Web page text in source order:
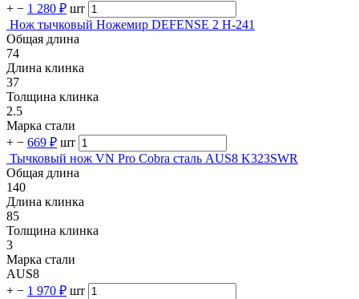
+ − 1 280 ₽ шт
Нож тычковый Ножемир DEFENSE 2 H-241
Общая длина
74
Длина клинка
37
Толщина клинка
2.5
Марка стали
+ − 669 ₽ шт
Тычковый нож VN Pro Cobra сталь AUS8 K323SWR
Общая длина
140
Длина клинка
85
Толщина клинка
3
Марка стали
AUS8
+ − 1 970 ₽ шт